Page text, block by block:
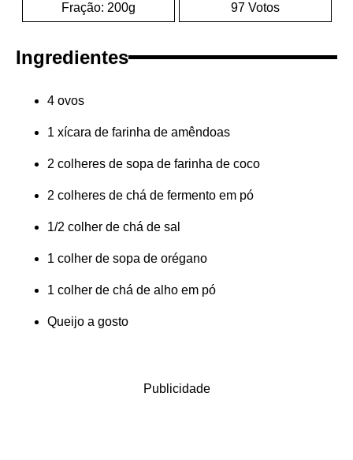
Fração: 200g 97 Votos
Ingredientes
4 ovos
1 xícara de farinha de amêndoas
2 colheres de sopa de farinha de coco
2 colheres de chá de fermento em pó
1/2 colher de chá de sal
1 colher de sopa de orégano
1 colher de chá de alho em pó
Queijo a gosto
Publicidade